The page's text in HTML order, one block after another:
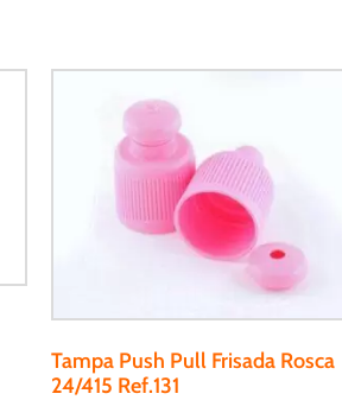
Tampa Push Pull Frisada Rosca
24/415 Ref.131